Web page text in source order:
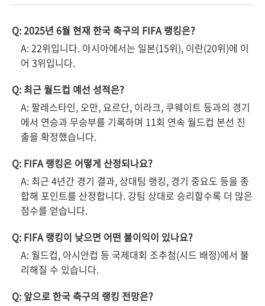
Q: 2025년 6월 현재 한국 축구의 FIFA 랭킹은?
A: 22위입니다. 아시아에서는 일본(15위), 이란(20위)에 이
어 3위입니다.
Q: 최근 월드컵 예선 성적은?
A: 팔레스타인, 오만, 요르단, 이라크, 쿠웨이트 등과의 경기
에서 연승과 무승부를 기록하며 11회 연속 월드컵 본선 진
출을 확정했습니다.
Q: FIFA 랭킹은 어떻게 산정되나요?
A: 최근 4년간 경기 결과, 상대팀 랭킹, 경기 중요도 등을 종
합해 포인트를 산정합니다. 강팀 상대로 승리할수록 더 많은
점수를 얻습니다.
Q: FIFA 랭킹이 낮으면 어떤 불이익이 있나요?
A: 월드컵, 아시안컵 등 국제대회 조추첨(시드 배정)에서 불
리해질 수 있습니다.
Q: 앞으로 한국 축구의 랭킹 전망은?